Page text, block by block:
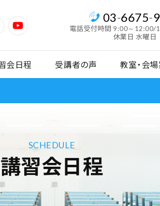
03-6675-
電話受付時間 9:00～12:00/
休業日 水曜日
会日程 受講者の声 教室・会
SCHEDULE
講習会日程